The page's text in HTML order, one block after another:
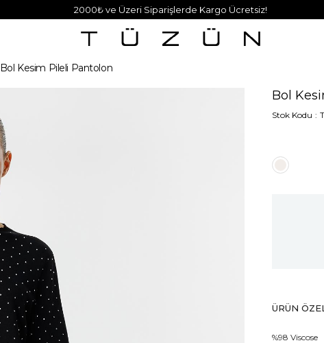
2000₺ ve Üzeri Siparişlerde Kargo Ücretsiz!
Bol Kesim Pileli Pantolon
Bol
Stok Kodu
ÜRÜN
%98 Viscose